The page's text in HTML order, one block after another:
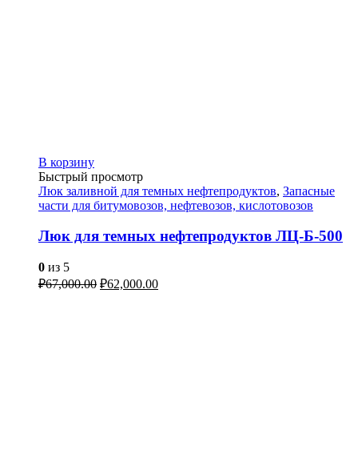
В корзину
Быстрый просмотр
Люк заливной для темных нефтепродуктов, Запасные
части для битумовозов, нефтевозов, кислотовозов
Люк для темных нефтепродуктов ЛЦ-Б-500
0 из 5
₽67,000.00 ₽62,000.00